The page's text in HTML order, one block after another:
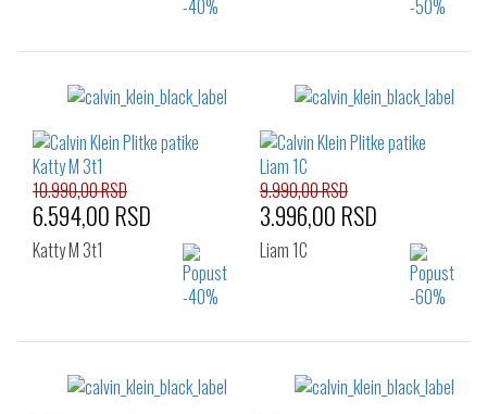
Izaberi željeni broj:
40 41
42
43
46
Izaberi željeni broj:
40 41
42
43
Izaberi željeni broj:
10.990,00 RSD
6.594,00 RSD
Katty M 3t1
Izaberi željeni broj:
9.990,00 RSD
3.996,00 RSD
Liam 1C